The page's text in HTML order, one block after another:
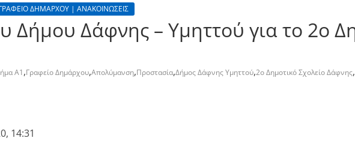
ΔΗΜΑΡΧΟΥ | ΑΝΑΚΟΙΝΩΣΕΙΣ
Δήμου Δάφνης – Υμηττού για το 2ο
Α1,Γραφείο Δημάρχου,Απολύμανση,Προστασία,Δήμος Δάφνης Υμηττού,2ο Δημοτικό Σχολείο Δάφνης,
14:31